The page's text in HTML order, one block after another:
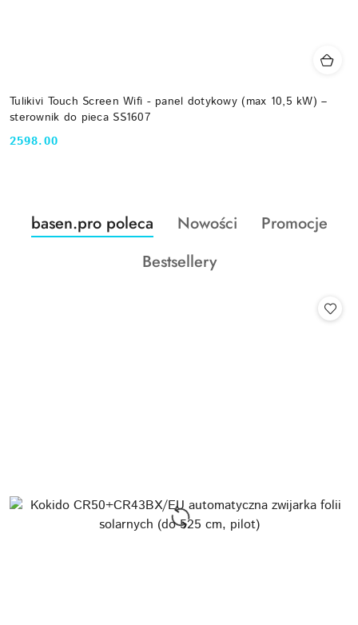
Tulikivi Touch Screen Wifi - panel dotykowy (max 10,5 kW) –
sterownik do pieca SS1607
Cena:
2598.00
Pomiń karuzelę produktów
Produkty
o
basen.pro poleca
Produkty
statusie:
Nowości
Produkty
Promocje
Produkty
Bestsellery